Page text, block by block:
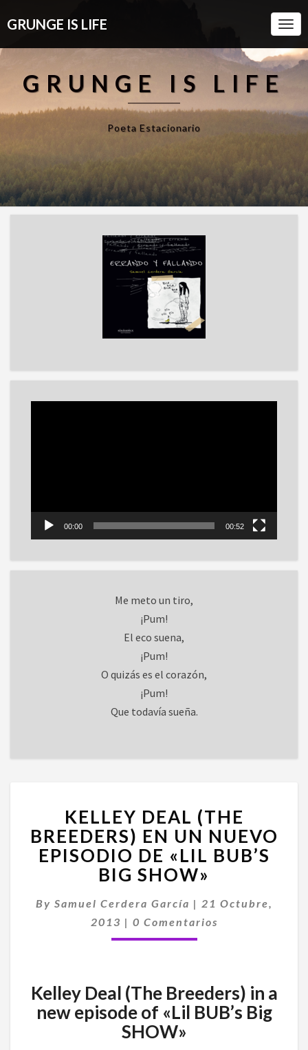
GRUNGE IS LIFE
GRUNGE IS LIFE
Poeta Estacionario
00:00 00:52
Me meto un tiro,
¡Pum!
El eco suena,
¡Pum!
O quizás es el corazón,
¡Pum!
Que todavía sueña.
DEAL
(THE
BREEDERS)
EN
UN
EPISODIO
DE
«LIL
KELLEY DEAL (THE
BREEDERS) EN UN NUEVO
EPISODIO DE «LIL BUB’S
BIG SHOW»
By Samuel Cerdera García | 21 Octubre,
2013 | Comentarios
0 Comentarios
Kelley Deal (The Breeders) in a
new episode of «Lil BUB’s Big
SHOW»